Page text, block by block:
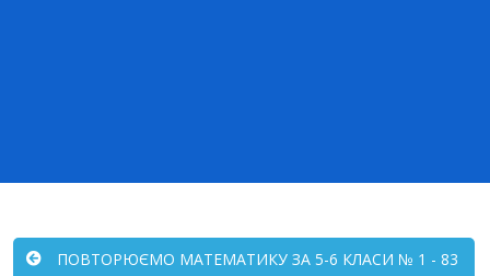
ПОВТОРЮЄМО МАТЕМАТИКУ ЗА 5-6 КЛАСИ № 1 - 83